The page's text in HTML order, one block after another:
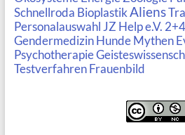
Schnellroda BioplastikAliens
Personalauswahl JZ Help e.V.
Gendermedizin Hunde Mythen
Psychotherapie
Testverfahren Frauenbild